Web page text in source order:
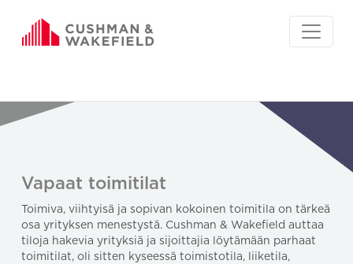
Vapaat toimitilat
Toimiva, viihtyisä ja sopivan kokoinen toimitila on tärkeä
osa yrityksen menestystä. Cushman & Wakefield auttaa
tiloja hakevia yrityksiä ja sijoittajia löytämään parhaat
toimitilat, oli sitten kyseessä toimistotila, liiketila,